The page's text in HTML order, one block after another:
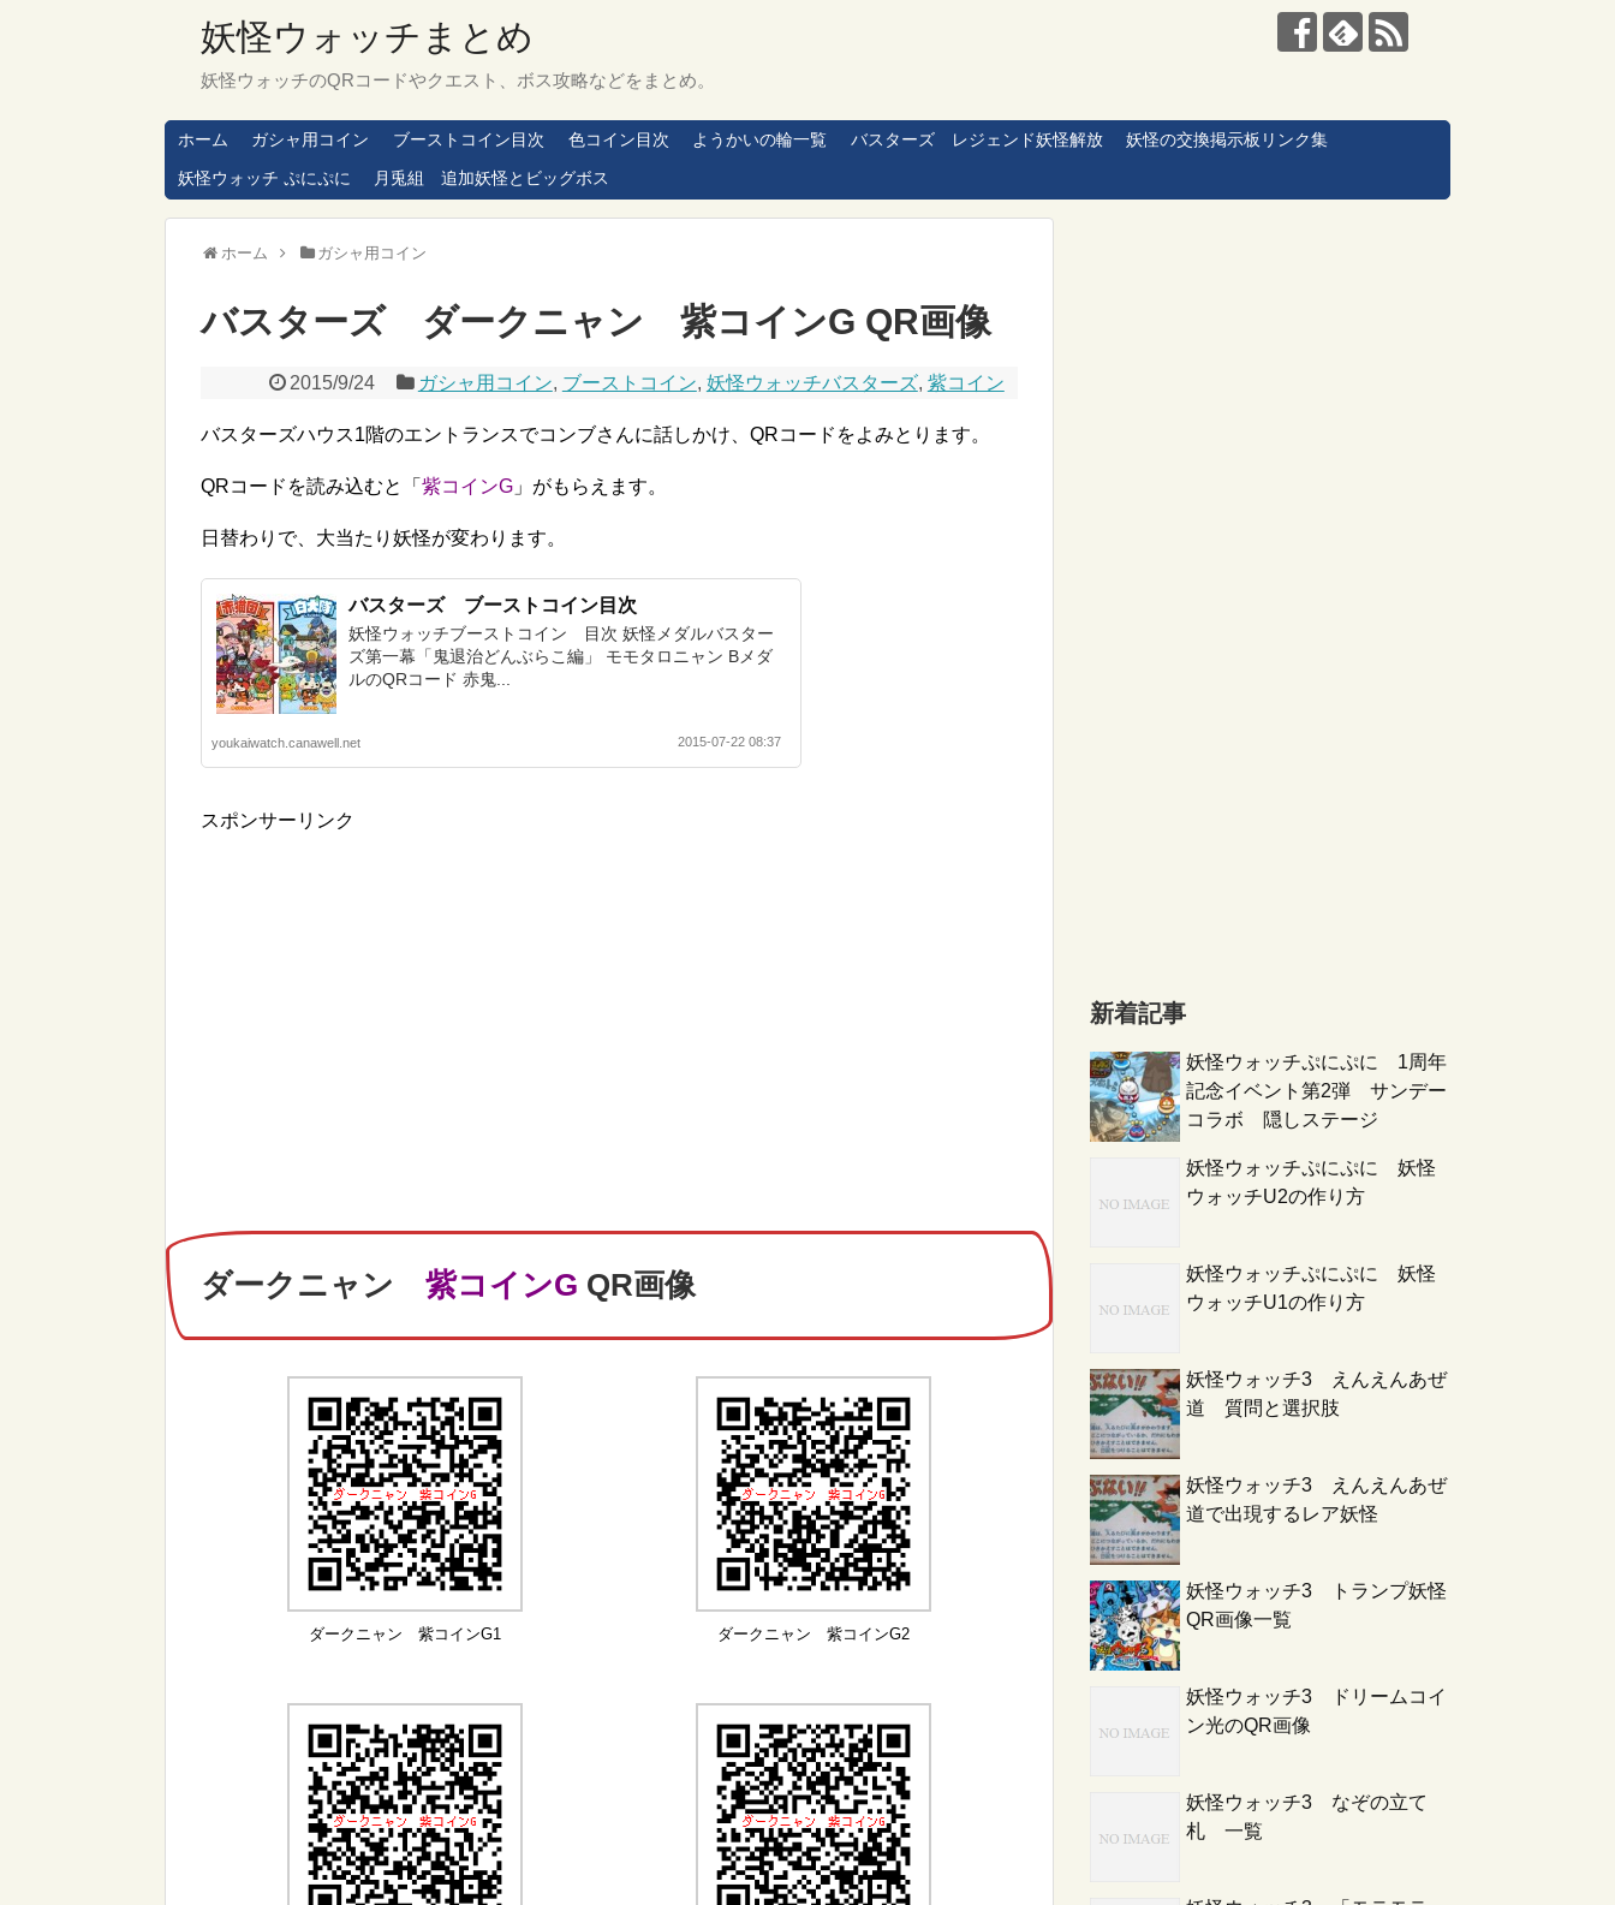
妖怪ウォッチまとめ
妖怪ウォッチのQRコードやクエスト、ボス攻略などをまとめ。
ホーム ガシャ用コイン ブーストコイン目次 色コイン目次 ようかいの輪一覧 バスターズ レジェンド妖怪解放
妖怪の交換掲示板リンク集
妖怪ウォッチ ぷにぷに
月兎組 追加妖怪とビッグボス
ホーム ガシャ用コイン
バスターズ ダークニャン 紫コインG QR画像
2015/9/24 ガシャ用コイン, ブーストコイン, 妖怪ウォッチバスターズ, 紫コイン
バスターズハウス1階のエントランスでコンブさんに話しかけ、QRコードをよみとります。
QRコードを読み込むと「 紫コインG 」がもらえます。
日替わりで、大当たり妖怪が変わります。
バスターズ ブーストコイン目次
妖怪ウォッチブーストコイン 目次 妖怪メダルバスター
ズ第一幕「鬼退治どんぶらこ編」 モモタロニャン Bメダ
ルのQRコード 赤鬼...
youkaiwatch.canawell.net 2015-07-22 08:37
スポンサーリンク
ダークニャン 紫コインG QR画像
ダークニャン 紫コインG1 ダークニャン 紫コインG2
新着記事
妖怪ウォッチぷにぷに 1周年
記念イベント第2弾 サンデー
コラボ 隠しステージ
妖怪ウォッチぷにぷに 妖怪
ウォッチU2の作り方
妖怪ウォッチぷにぷに 妖怪
ウォッチU1の作り方
妖怪ウォッチ3 えんえんあぜ
道 質問と選択肢
妖怪ウォッチ3 えんえんあぜ
道で出現するレア妖怪
妖怪ウォッチ3 トランプ妖怪
QR画像一覧
妖怪ウォッチ3 ドリームコイ
ン光のQR画像
妖怪ウォッチ3 なぞの立て
札 一覧